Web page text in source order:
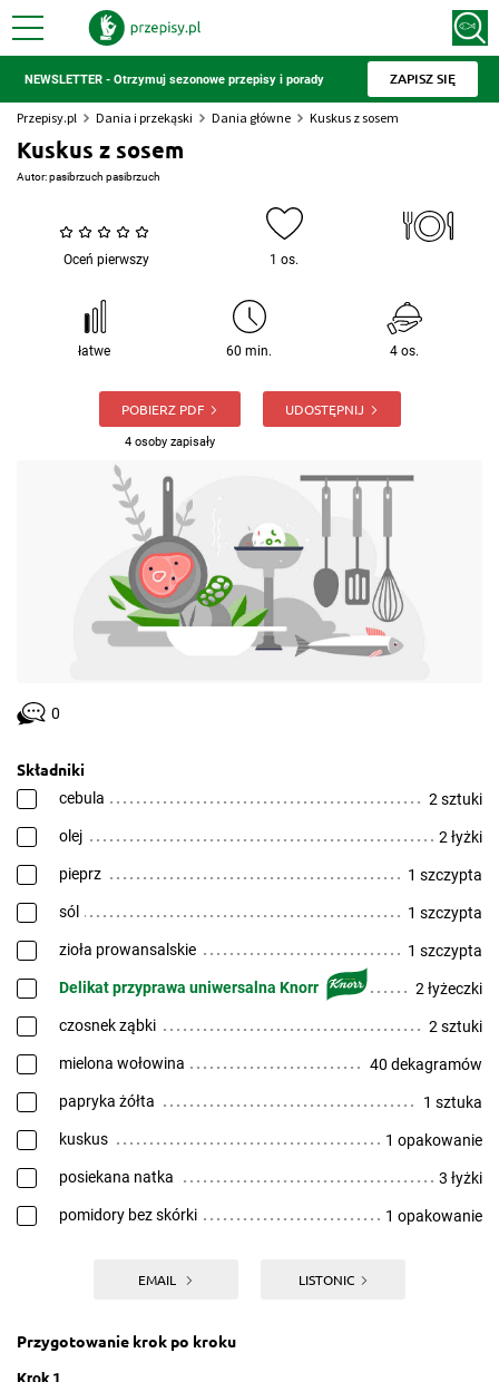
NEWSLETTER - Otrzymuj sezonowe przepisy i porady ZAPISZ SIĘ
Przepisy.pl Dania i przekąski Dania główne Kuskus z sosem
Kuskus z sosem
Autor:pasibrzuch pasibrzuch
Oceń pierwszy 1 os.
łatwe 60 min. 4 os.
POBIERZ PDF
4 osoby zapisały
UDOSTĘPNIJ
0
Składniki
cebula 2 sztuki
olej 2 łyżki
pieprz 1 szczypta
sól 1 szczypta
zioła prowansalskie 1 szczypta
Delikat przyprawa uniwersalna Knorr 2 łyżeczki
czosnek ząbki 2 sztuki
mielona wołowina 40 dekagramów
papryka żółta 1 sztuka
kuskus 1 opakowanie
posiekana natka 3 łyżki
pomidory bez skórki 1 opakowanie
EMAIL LISTONIC
Przygotowanie krok po kroku